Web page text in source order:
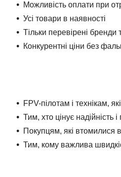
Можливість оплати при
Усі товари в наявності
Тільки перевірені бренди
Конкурентні ціни без
FPV-пілотам і технікам,
Тим, хто цінує надійність
Покупцям, які втомилися
Тим, кому важлива